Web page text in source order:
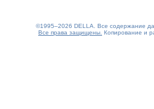
©1995–2026 DELLA. Все содержание
Все права защищены. Копирование и